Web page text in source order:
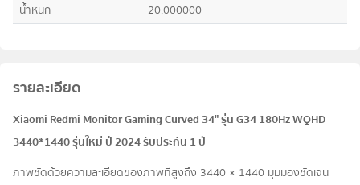
น้ำหนัก
20.000000
รายละเอียด
Xiaomi Redmi Monitor Gaming Curved 34" รุ่น G34 180Hz WQHD
3440*1440 รุ่นใหม่ ปี 2024 รับประกัน 1 ปี
ภาพชัดด้วยความละเอียดของภาพที่สูงถึง 3440 × 1440 มุมมองชัดเจน